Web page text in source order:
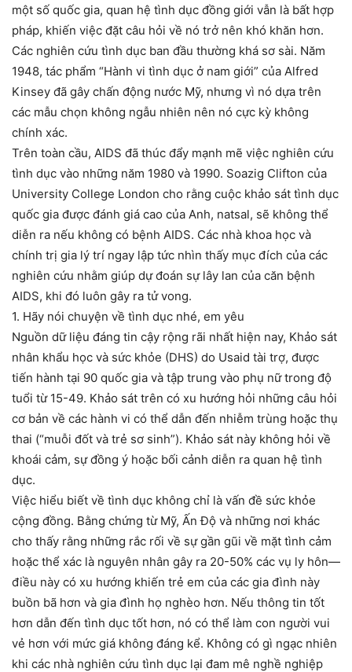
một số quốc gia, quan hệ tình dục đồng giới vẫn là bất hợp
pháp, khiến việc đặt câu hỏi về nó trở nên khó khăn hơn.
Các nghiên cứu tình dục ban đầu thường khá sơ sài. Năm
1948, tác phẩm “Hành vi tình dục ở nam giới” của Alfred
Kinsey đã gây chấn động nước Mỹ, nhưng vì nó dựa trên
các mẫu chọn không ngẫu nhiên nên nó cực kỳ không
chính xác.
Trên toàn cầu, AIDS đã thúc đẩy mạnh mẽ việc nghiên cứu
tình dục vào những năm 1980 và 1990. Soazig Clifton của
University College London cho rằng cuộc khảo sát tình dục
quốc gia được đánh giá cao của Anh, natsal, sẽ không thể
diễn ra nếu không có bệnh AIDS. Các nhà khoa học và
chính trị gia lý trí ngay lập tức nhìn thấy mục đích của các
nghiên cứu nhằm giúp dự đoán sự lây lan của căn bệnh
AIDS, khi đó luôn gây ra tử vong.
1. Hãy nói chuyện về tình dục nhé, em yêu
Nguồn dữ liệu đáng tin cậy rộng rãi nhất hiện nay, Khảo sát
nhân khẩu học và sức khỏe (DHS) do Usaid tài trợ, được
tiến hành tại 90 quốc gia và tập trung vào phụ nữ trong độ
tuổi từ 15-49. Khảo sát trên có xu hướng hỏi những câu hỏi
cơ bản về các hành vi có thể dẫn đến nhiễm trùng hoặc thụ
thai (“muỗi đốt và trẻ sơ sinh”). Khảo sát này không hỏi về
khoái cảm, sự đồng ý hoặc bối cảnh diễn ra quan hệ tình
dục.
Việc hiểu biết về tình dục không chỉ là vấn đề sức khỏe
cộng đồng. Bằng chứng từ Mỹ, Ấn Độ và những nơi khác
cho thấy rằng những rắc rối về sự gần gũi về mặt tình cảm
hoặc thể xác là nguyên nhân gây ra 20-50% các vụ ly hôn—
điều này có xu hướng khiến trẻ em của các gia đình này
buồn bã hơn và gia đình họ nghèo hơn. Nếu thông tin tốt
hơn dẫn đến tình dục tốt hơn, nó có thể làm con người vui
vẻ hơn với mức giá không đáng kể. Không có gì ngạc nhiên
khi các nhà nghiên cứu tình dục lại đam mê nghề nghiệp